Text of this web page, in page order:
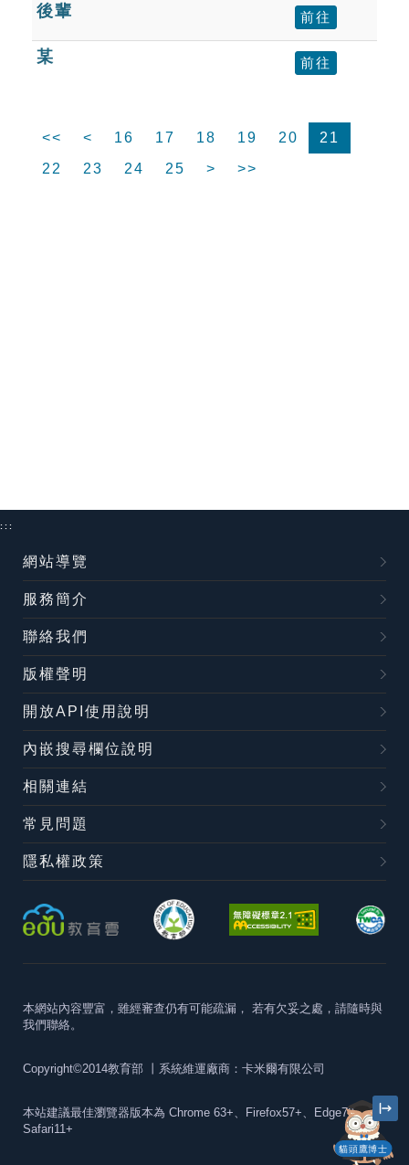
後輩 前往
某 前往
<< < 16 17 18 19 20
21
22
23 24 25 > >>
貓頭鷹博士
:::
網站導覽
服務簡介
聯絡我們
版權聲明
開放API使用說明
內嵌搜尋欄位說明
相關連結
常見問題
隱私權政策
本網站內容豐富，雖經審查仍有可能疏漏， 若有欠妥之處，請隨時與
我們聯絡。
Copyright©2014教育部 丨系統維運廠商：卡米爾有限公司
本站建議最佳瀏覽器版本為 Chrome 63+、Firefox57+、Edge79+及
Safari11+